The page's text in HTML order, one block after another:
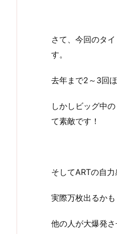
さて、今回のタ
す。
去年まで2～3回
しかしビッグ中
て素敵です！
そしてARTの自
実際万枚出るか
他の人が大爆発さ